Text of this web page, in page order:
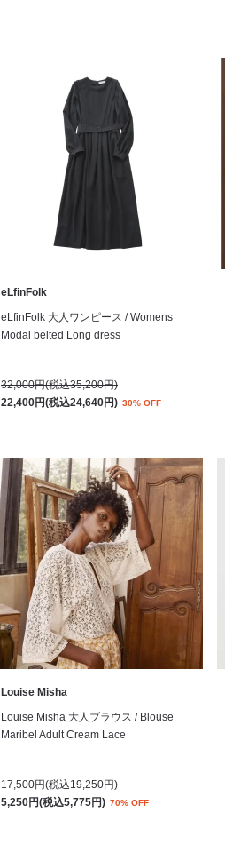
eLfinFolk
eLfinFolk 大人ワンピース / Womens
Modal belted Long dress
32,000円(税込35,200円)
22,400円(税込24,640円) 30% OFF
Louise Misha
Louise Misha 大人ブラウス / Blouse
Maribel Adult Cream Lace
17,500円(税込19,250円)
5,250円(税込5,775円) 70% OFF